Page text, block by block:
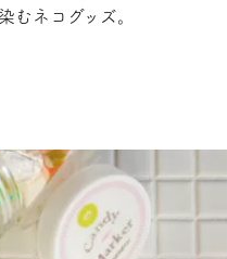
むネコグッズ。